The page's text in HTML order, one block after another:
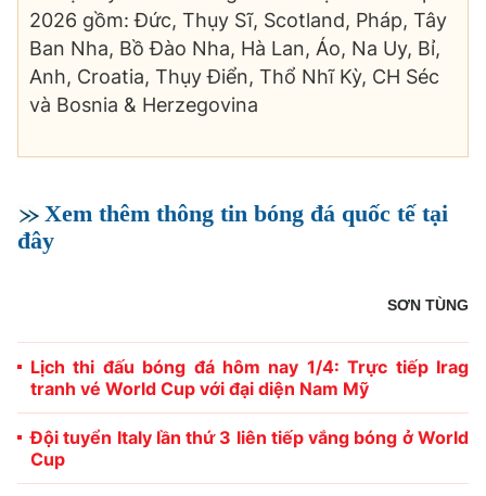
2026 gồm: Đức, Thụy Sĩ, Scotland, Pháp, Tây
Ban Nha, Bồ Đào Nha, Hà Lan, Áo, Na Uy, Bỉ,
Anh, Croatia, Thụy Điển, Thổ Nhĩ Kỳ, CH Séc
và Bosnia & Herzegovina
Xem thêm thông tin bóng đá quốc tế tại
đây
SƠN TÙNG
Lịch thi đấu bóng đá hôm nay 1/4: Trực tiếp Irag
tranh vé World Cup với đại diện Nam Mỹ
Đội tuyển Italy lần thứ 3 liên tiếp vắng bóng ở World
Cup